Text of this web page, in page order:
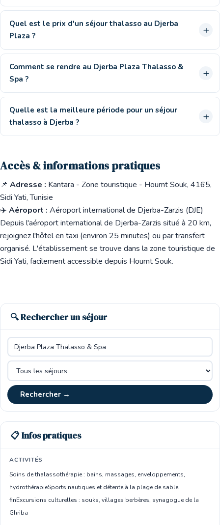
Quel est le prix d'un séjour thalasso au Djerba
Plaza ?
Comment se rendre au Djerba Plaza Thalasso &
Spa ?
Quelle est la meilleure période pour un séjour
thalasso à Djerba ?
Accès & informations pratiques
📌 Adresse : Kantara - Zone touristique - Houmt Souk, 4165,
Sidi Yati, Tunisie
✈️ Aéroport : Aéroport international de Djerba-Zarzis (DJE)
Depuis l'aéroport international de Djerba-Zarzis situé à 20 km,
rejoignez l'hôtel en taxi (environ 25 minutes) ou par transfert
organisé. L'établissement se trouve dans la zone touristique de
Sidi Yati, facilement accessible depuis Houmt Souk.
🔍 Rechercher un séjour
Rechercher →
📋 Infos pratiques
ACTIVITÉS
Soins de thalassothérapie : bains, massages, enveloppements,
hydrothérapieSports nautiques et détente à la plage de sable
finExcursions culturelles : souks, villages berbères, synagogue de la
Ghriba